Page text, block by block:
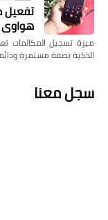
تفعيل
هواوي
ميزة تسجيل المكالمات
الذكية بصفة مستمرة
سجل معنا